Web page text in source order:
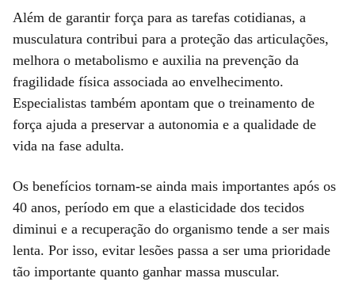
Além de garantir força para as tarefas cotidianas, a
musculatura contribui para a proteção das articulações,
melhora o metabolismo e auxilia na prevenção da
fragilidade física associada ao envelhecimento.
Especialistas também apontam que o treinamento de
força ajuda a preservar a autonomia e a qualidade de
vida na fase adulta.
Os benefícios tornam-se ainda mais importantes após os
40 anos, período em que a elasticidade dos tecidos
diminui e a recuperação do organismo tende a ser mais
lenta. Por isso, evitar lesões passa a ser uma prioridade
tão importante quanto ganhar massa muscular.